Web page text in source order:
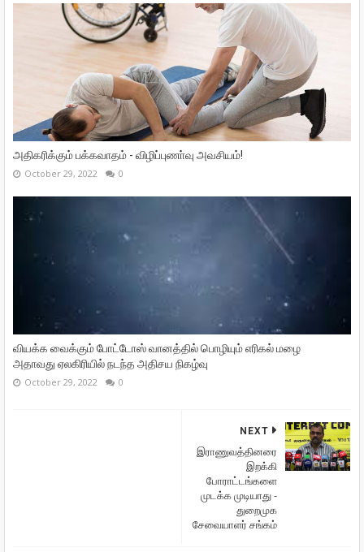
அதிகரிக்கும் பக்கவாதம் - விழிப்புணா்வு அவசியம்!
October 29, 2022 0
வியக்க வைக்கும் போட்டோஸ் வானத்தில் பொழியும் எரிகல் மழை
அதாவது ஏலகிரியில் நடந்த அதிசய நிகழ்வு
October 29, 2022 0
NEXT
இராணுவத்தினரை
இறக்கி
போராட்டங்களை
முடக்க முடியாது -
துறைமுக
சேவையாளர் சங்கம்